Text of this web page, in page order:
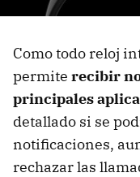
Como todo reloj
permite recibir
principales
detallado si se
notificaciones,
rechazar las